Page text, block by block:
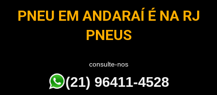
PNEU EM ANDARAÍ É NA RJ
PNEUS
consulte-nos
(21) 96411-4528